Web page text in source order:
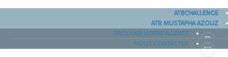
ATBCHALLENGE
ATB MUSTAPHA AZOUZ
TROUVER VOTRE AGENCE
NOUS CONTACTER